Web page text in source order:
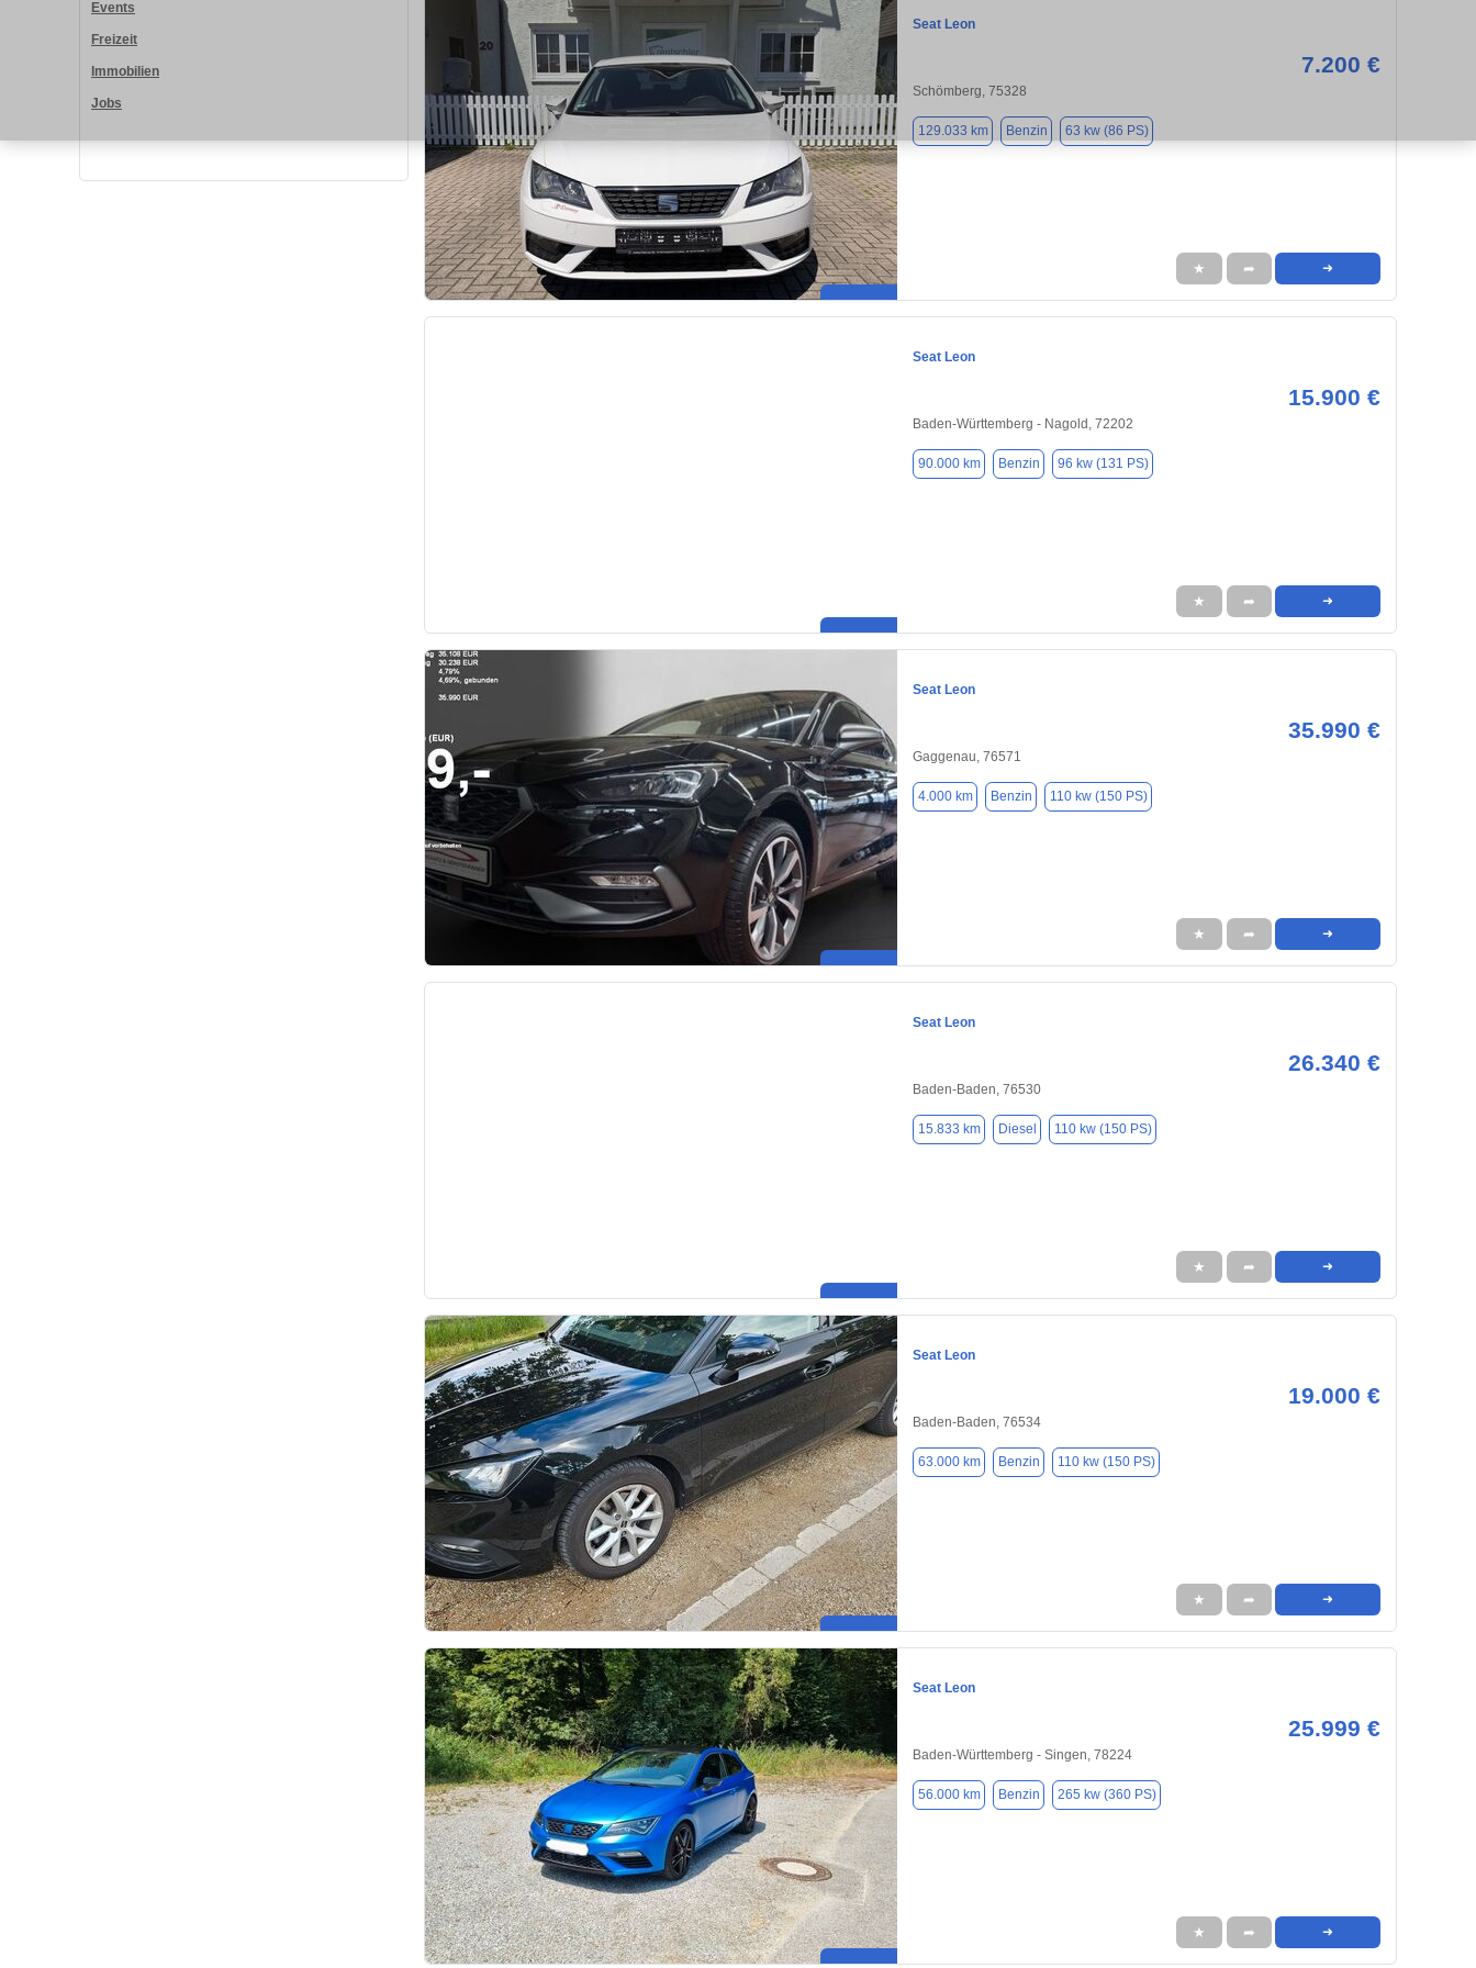
Events
Freizeit
Immobilien
Jobs
Seat Leon
7.200 €
Schömberg, 75328
129.033 km Benzin 63 kw (86 PS)
★ ➦ ➜
Seat Leon
15.900 €
Baden-Württemberg - Nagold, 72202
90.000 km Benzin 96 kw (131 PS)
★ ➦ ➜
Seat Leon
35.990 €
Gaggenau, 76571
4.000 km Benzin 110 kw (150 PS)
★ ➦ ➜
Seat Leon
26.340 €
Baden-Baden, 76530
15.833 km Diesel 110 kw (150 PS)
★ ➦ ➜
Seat Leon
19.000 €
Baden-Baden, 76534
63.000 km Benzin 110 kw (150 PS)
★ ➦ ➜
Seat Leon
25.999 €
Baden-Württemberg - Singen, 78224
56.000 km Benzin 265 kw (360 PS)
★ ➦ ➜